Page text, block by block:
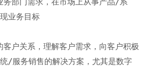
务部门需求，在市场上从事产品/系
业务目标
客户关系，理解客户需求，向客户积极
/服务销售的解决方案，尤其是数字